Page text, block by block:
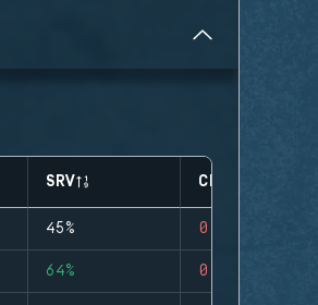
SRV CLUTCHES
45% 0
64% 0